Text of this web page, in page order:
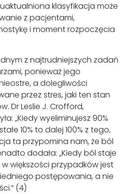
klasyfikacja może
z pacjentami,
i moment rozpoczęcia
z najtrudniejszych zadań
ponieważ jego
a dolegliwości
przez stres, jaki ten stan
Dr Leslie J. Crofford,
„Kiedy wyeliminujesz 90%
10% to dalej 100% z tego,
ta przypomina nam, że ból
dodała: „Kiedy ból staje
w większości przypadków jest
postępowania, a nie
(4)